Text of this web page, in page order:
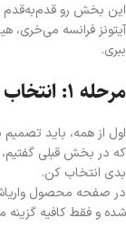
این بخش رو قدم‌به‌قدم
آیتونز فرانسه
ببری.
مرحله ۱: انتخاب مبلغ و محصول
اول از همه، باید
که در بخش قبلی
بدی انتخاب کن.
شده و فقط کافیه گزینه